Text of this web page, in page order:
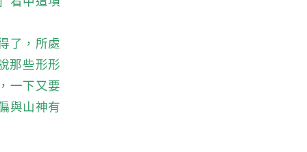
了，所處
那些形形
一下又要
與山神有